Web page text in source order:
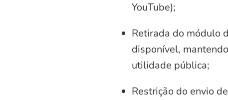
YouTube);
Retirada do módulo
disponível,
utilidade pública;
Restrição do envio